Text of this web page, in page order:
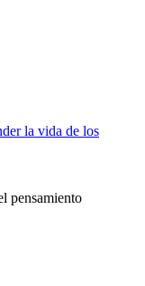
la vida de los
pensamiento